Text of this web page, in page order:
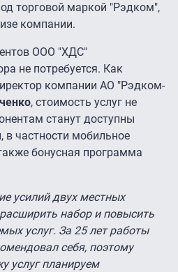
торговой маркой "Рэдком",
компании.
ООО "ХДС"
не потребуется. Как
компании АО "Рэдком-
, стоимость услуг не
станут доступны
частности мобильное
бонусная программа
усилий двух местных
набор и повысить
услуг. За 25 лет работы
себя, поэтому
услуг планируем